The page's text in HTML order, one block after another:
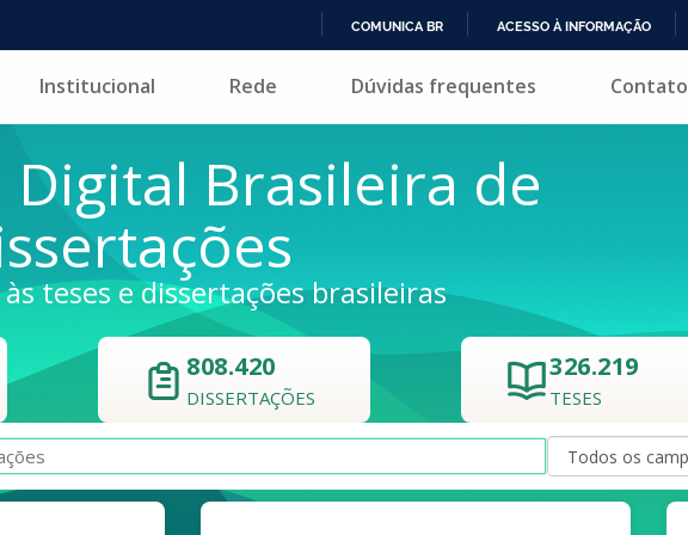
PARA
COMUNICA BR ACESSO À INFORMAÇÃO
Institucional Rede Dúvidas frequentes Contato
Brasileira de
teses e dissertações brasileiras
808.420
DISSERTAÇÕES
326.219
TESES